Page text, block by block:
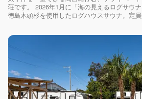
荘です。 2026年1月に「海の見えるログサウナ
徳島木頭杉を使用したログハウスサウナ。定